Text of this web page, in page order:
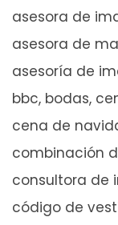
asesora de
asesora de
asesoría de
bbc bodas
cena de
combinación
consultora de
código de